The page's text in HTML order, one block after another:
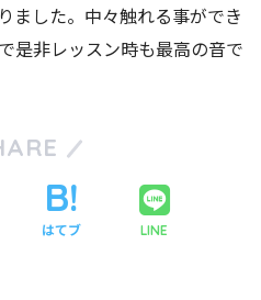
ました。中々触れる事ができ
是非レッスン時も最高の音で
はてブ LINE